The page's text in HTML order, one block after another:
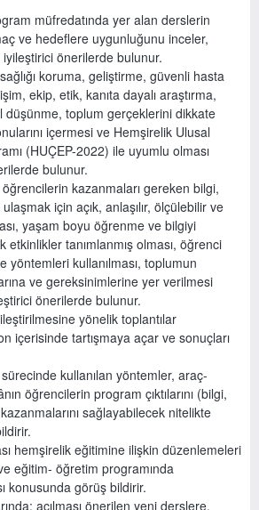
müfredatında yer alan derslerin
ve hedeflere uygunluğunu inceler,
önerilerde bulunur.
koruma, geliştirme, güvenli hasta
ekip, etik, kanıta dayalı araştırma,
düşünme, toplum gerçeklerini dikkate
içermesi ve Hemşirelik Ulusal
(HUÇEP-2022) ile uyumlu olması
bulunur.
öğrencilerin kazanmaları gereken bilgi,
için açık, anlaşılır, ölçülebilir ve
yaşam boyu öğrenme ve bilgiyi
tanımlanmış olması, öğrenci
yöntemleri kullanılması, toplumun
ve gereksinimlerine yer verilmesi
önerilerde bulunur.
yönelik toplantılar
içerisinde tartışmaya açar ve sonuçları
kullanılan yöntemler, araç-
öğrencilerin program çıktılarını (bilgi,
sağlayabilecek nitelikte
hemşirelik eğitimine ilişkin düzenlemeleri
eğitim- öğretim programında
konusunda görüş bildirir.
açılması önerilen yeni derslere,